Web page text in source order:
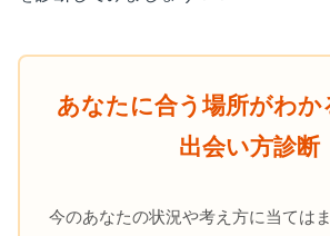
あなたに合う場所がわか
出会い方診断
今のあなたの状況や考え方に当ては